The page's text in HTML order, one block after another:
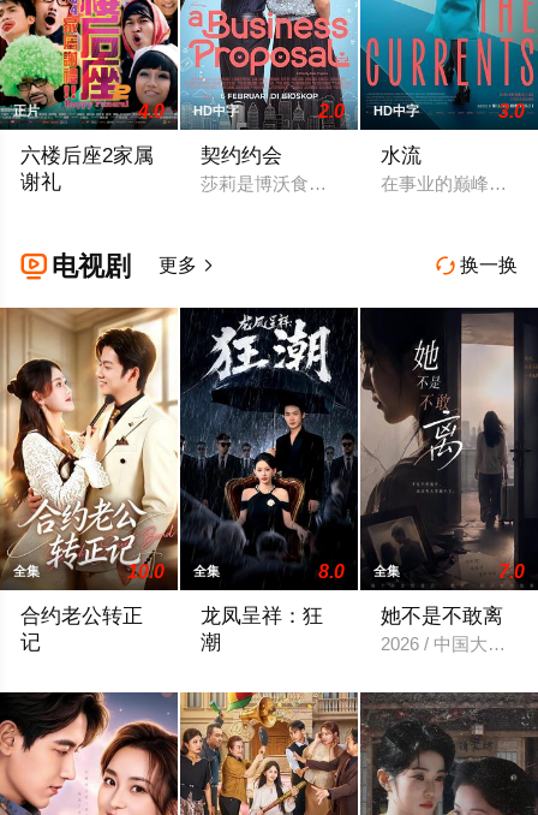
正片 4.0
六楼后座2家属
谢礼
HD中字 2.0
契约约会
莎莉是博沃食品公司的食品分析师，如今
HD中字 3.0
水流
在事业的巅峰时期
 换一换
 电视剧 更多 
全集 10.0
合约老公转正
记
全集 8.0
龙凤呈祥：狂
潮
全集 7.0
她不是不敢离
2026 / 中国大陆 /